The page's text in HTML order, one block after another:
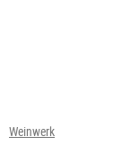
Weinwerk